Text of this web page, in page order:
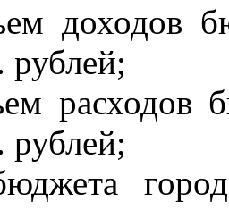
доходов
рублей;
расходов
рублей;